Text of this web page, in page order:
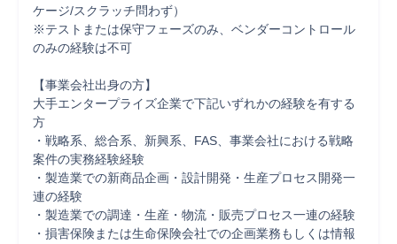
ケージ/スクラッチ問わず）
※テストまたは保守フェーズのみ、ベンダーコントロール
のみの経験は不可
【事業会社出身の方】
大手エンタープライズ企業で下記いずれかの経験を有する
方​
・戦略系、総合系、新興系、FAS、事業会社における戦略
案件の実務経験経験​
・製造業での新商品企画・設計開発・生産プロセス開発一
連の経験​
・製造業での調達・生産・物流・販売プロセス一連の経験​
・損害保険または生命保険会社での企画業務もしくは情報